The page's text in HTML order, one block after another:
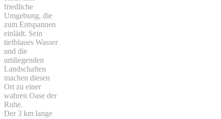
friedliche
Umgebung, die
zum Entspannen
einlädt. Sein
tiefblaues Wasser
und die
umliegenden
Landschaften
machen diesen
Ort zu einer
wahren Oase der
Ruhe.
Der 3 km lange